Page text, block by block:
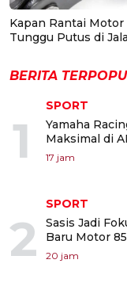
Kapan Rantai
Tunggu Putus di
BERITA
1
SPORT
Yamaha
Maksimal di
17 jam
2
SPORT
Sasis Jadi
Baru Motor
20 jam